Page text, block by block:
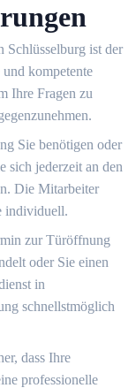
Schlüsselburg ist der
kompetente
Ihre Fragen zu
Sie benötigen oder
sich jederzeit an den
Die Mitarbeiter
individuell.​
zur Türöffnung
oder Sie einen
in
schnellstmöglich
dass Ihre
professionelle